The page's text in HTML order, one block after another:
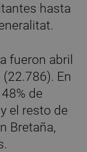
hasta
fueron abril
En
de
el resto de
Bretaña,